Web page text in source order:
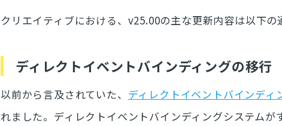
クリエイティブにおける、v25.00の主な更新内容は以下の
ディレクトイベントバインディングの移行
以前から言及されていた、 ディレクトイベントバインディ
れました。ディレクトイベントバインディングシステムが